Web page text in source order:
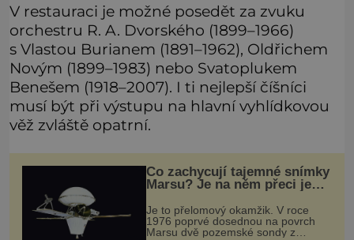
V restauraci je možné posedět za zvuku
orchestru R. A. Dvorského (1899–1966)
s Vlastou Burianem (1891–1962), Oldřichem
Novým (1899–1983) nebo Svatoplukem
Benešem (1918–2007). I ti nejlepší číšníci
musí být při výstupu na hlavní vyhlídkovou
věž zvláště opatrní.
Co zachycují tajemné snímky
Marsu? Je na něm přeci jen
Je to přelomový okamžik. V roce
1976 poprvé dosednou na povrch
Marsu dvě pozemské sondy z